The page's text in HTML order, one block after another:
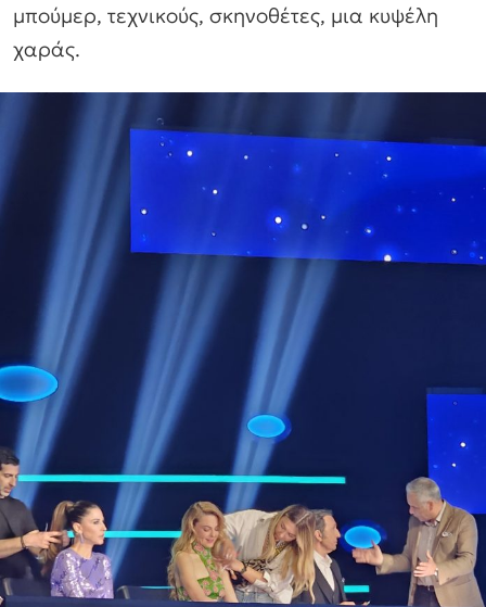
μπούμερ, τεχνικούς, σκηνοθέτες, μια κυψέλη
χαράς.